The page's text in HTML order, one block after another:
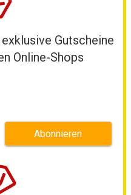
Gutscheine
Online-Shops